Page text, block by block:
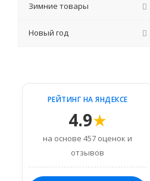
Зимние товары
Новый год
РЕЙТИНГ НА ЯНДЕКСЕ
4.9★
на основе 457 оценок и
отзывов